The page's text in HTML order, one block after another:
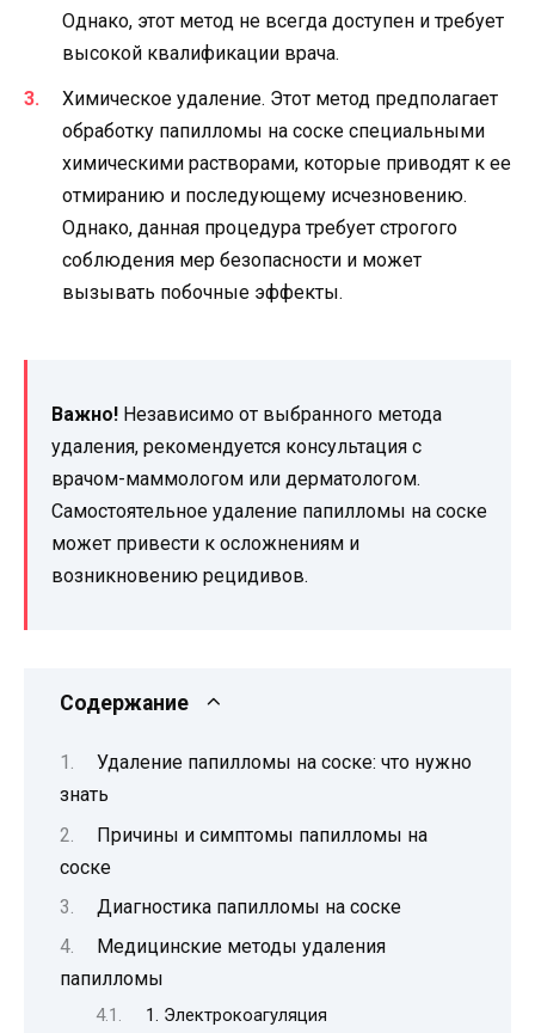
Однако, этот метод не всегда доступен и требует
высокой квалификации врача.
Химическое удаление. Этот метод предполагает
обработку папилломы на соске специальными
химическими растворами, которые приводят к ее
отмиранию и последующему исчезновению.
Однако, данная процедура требует строгого
соблюдения мер безопасности и может
вызывать побочные эффекты.
Важно! Независимо от выбранного метода
удаления, рекомендуется консультация с
врачом-маммологом или дерматологом.
Самостоятельное удаление папилломы на соске
может привести к осложнениям и
возникновению рецидивов.
Содержание
Удаление папилломы на соске: что нужно
знать
Причины и симптомы папилломы на
соске
Диагностика папилломы на соске
Медицинские методы удаления
папилломы
1. Электрокоагуляция